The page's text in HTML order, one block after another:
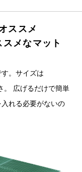
ススメ
メなマット
。サイズは
。 広げるだけで簡単
れる必要がないの